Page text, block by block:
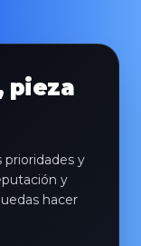
pieza
y
y
hacer